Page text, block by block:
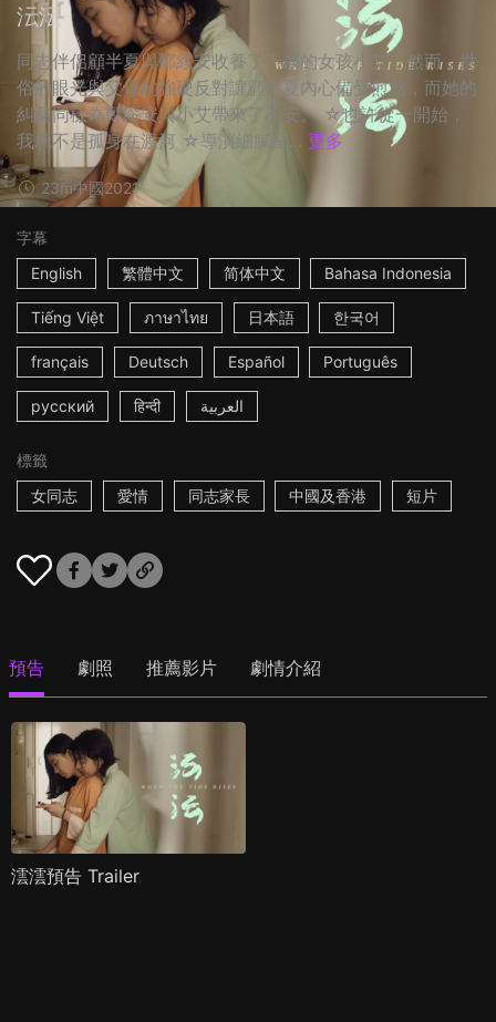
沄沄
同志伴侶顧半夏與鄭綏安收養了十歲的女孩小艾，然而，世
俗的眼光與父母的強硬反對讓顧半夏內心備受煎熬，而她的
糾葛同樣為鄭綏安與小艾帶來了不安。 ☆也許從一開始，
我就不是孤身在渡河 ☆導演細膩呈... 更多
23m中國2021
字幕
English
繁體中文 简体中文 Bahasa Indonesia
Tiếng Việt ภาษาไทย 日本語 한국어
français Deutsch Español Português
русский हिन्दी العربية
標籤
女同志
愛情 同志家長 中國及香港 短片
預告 劇照 推薦影片 劇情介紹
澐澐預告 Trailer